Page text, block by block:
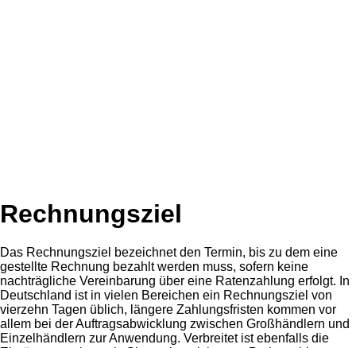
Rechnungsziel
Das Rechnungsziel bezeichnet den Termin, bis zu dem eine
gestellte Rechnung bezahlt werden muss, sofern keine
nachträgliche Vereinbarung über eine Ratenzahlung erfolgt. In
Deutschland ist in vielen Bereichen ein Rechnungsziel von
vierzehn Tagen üblich, längere Zahlungsfristen kommen vor
allem bei der Auftragsabwicklung zwischen Großhändlern und
Einzelhändlern zur Anwendung. Verbreitet ist ebenfalls die